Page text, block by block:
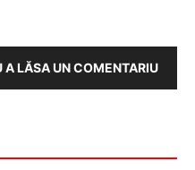
LĂSA UN COMENTARIU